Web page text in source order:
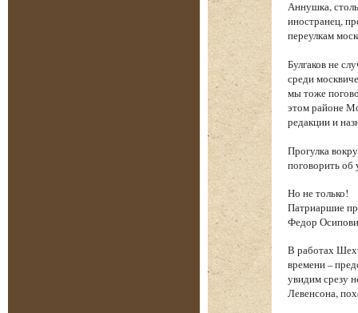
Аннушка,
иностранец,
переулкам
Булгаков не
среди
мы тоже
этом районе
редакции и
Прогулка
поговорить об
Но не только!
Патриаршие
Федор
В работах
времени –
увидим срезу
Левенсона,